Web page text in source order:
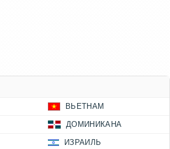
ВЬЕТНАМ
ДОМИНИКАНА
ИЗРАИЛЬ